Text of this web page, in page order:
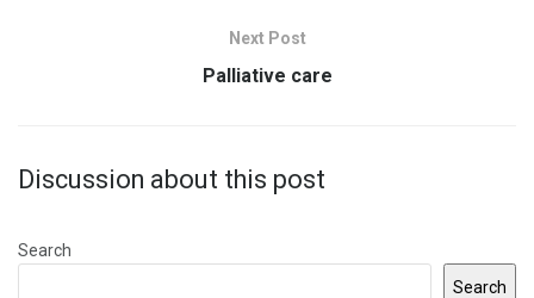
Next Post
Palliative care
Discussion about this post
Search
Search